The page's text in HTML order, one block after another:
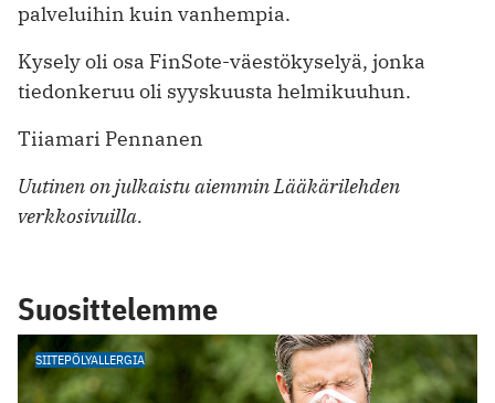
palveluihin kuin vanhempia.
Kysely oli osa FinSote-väestökyselyä, jonka
tiedonkeruu oli syyskuusta helmikuuhun.
Tiiamari Pennanen
Uutinen on julkaistu aiemmin Lääkärilehden
verkkosivuilla.
Suosittelemme
SIITEPÖLYALLERGIA